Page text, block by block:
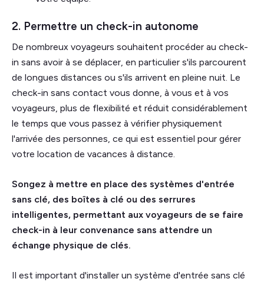
2. Permettre un check-in autonome
De nombreux voyageurs souhaitent procéder au check-
in sans avoir à se déplacer, en particulier s'ils parcourent
de longues distances ou s'ils arrivent en pleine nuit. Le
check-in sans contact vous donne, à vous et à vos
voyageurs, plus de flexibilité et réduit considérablement
le temps que vous passez à vérifier physiquement
l'arrivée des personnes, ce qui est essentiel pour gérer
votre location de vacances à distance.
Songez à mettre en place des systèmes d'entrée
sans clé, des boîtes à clé ou des serrures
intelligentes, permettant aux voyageurs de se faire
check-in à leur convenance sans attendre un
échange physique de clés.
Il est important d'installer un système d'entrée sans clé